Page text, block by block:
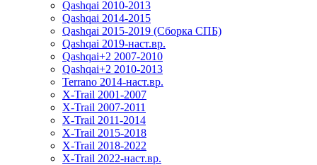
Qashqai 2010-2013
Qashqai 2014-2015
Qashqai 2015-2019 (Сборка СПБ)
Qashqai 2019-наст.вр.
Qashqai+2 2007-2010
Qashqai+2 2010-2013
Terrano 2014-наст.вр.
X-Trail 2001-2007
X-Trail 2007-2011
X-Trail 2011-2014
X-Trail 2015-2018
X-Trail 2018-2022
X-Trail 2022-наст.вр.